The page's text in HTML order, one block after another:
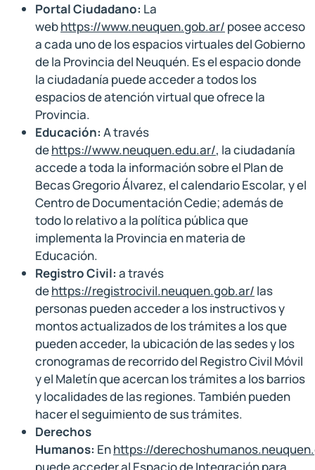
Portal Ciudadano: La
webhttps://www.neuquen.gob.ar/ posee acceso
a cada uno de los espacios virtuales del Gobierno
de la Provincia del Neuquén. Es el espacio donde
la ciudadanía puede acceder a todos los
espacios de atención virtual que ofrece la
Provincia.
Educación: A través
dehttps://www.neuquen.edu.ar/, la ciudadanía
accede a toda la información sobre el Plan de
Becas Gregorio Álvarez, el calendario Escolar, y el
Centro de Documentación Cedie; además de
todo lo relativo a la política pública que
implementa la Provincia en materia de
Educación.
Registro Civil: a través
dehttps://registrocivil.neuquen.gob.ar/ las
personas pueden acceder a los instructivos y
montos actualizados de los trámites a los que
pueden acceder, la ubicación de las sedes y los
cronogramas de recorrido del Registro Civil Móvil
y el Maletín que acercan los trámites a los barrios
y localidades de las regiones. También pueden
hacer el seguimiento de sus trámites.
Derechos
Humanos: Enhttps://